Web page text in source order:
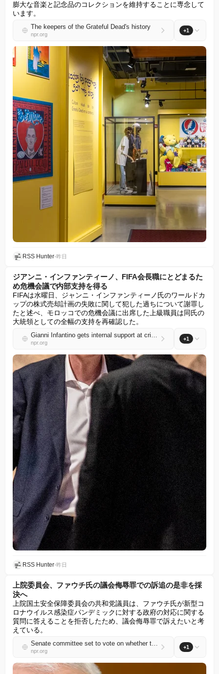
膨大な音楽と記念品のコレクションを維持することに専念して
います。
The keepers of the Grateful Dead's history
npr.org
+1
RSS Hunter•昨日
ジアンニ・インファンティーノ、FIFA会長職にとどまるた
め危機会議で内部支持を得る
FIFAは水曜日、ジャンニ・インファンティーノ氏のワールドカ
ップの株式売却計画の失敗に関して犯した過ちについて謝罪し
たと述べ、モロッコでの危機会議に出席した上級職員は同氏の
大統領としての全幅の支持を再確認した。
Gianni Infantino gets internal support at crisis meeting to remain as FIFA president
npr.org
+1
RSS Hunter•昨日
上院委員会、ファウチ氏の議会侮辱罪での訴追の是非を採
決へ
上院国土安全保障委員会の共和党議員は、ファウチ氏が新型コ
ロナウイルス感染症パンデミックに対する政府の対応に関する
質問に答えることを拒否したため、議会侮辱罪で訴えたいと考
えている。
Senate committee set to vote on whether to hold Fauci in contempt of Congress
npr.org
+1